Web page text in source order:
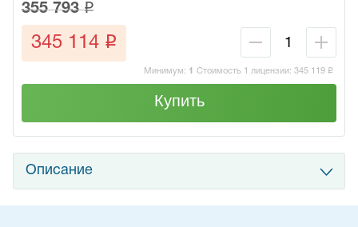
Минимум: 1 Стоимость 1 лицензии: 345 119 q
355 793q
345 114 q
Купить
Описание